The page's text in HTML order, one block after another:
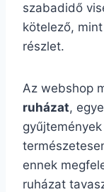
szabadidő
kötelező,
részlet.
Az webshop
ruházat,
ennek
ruházat